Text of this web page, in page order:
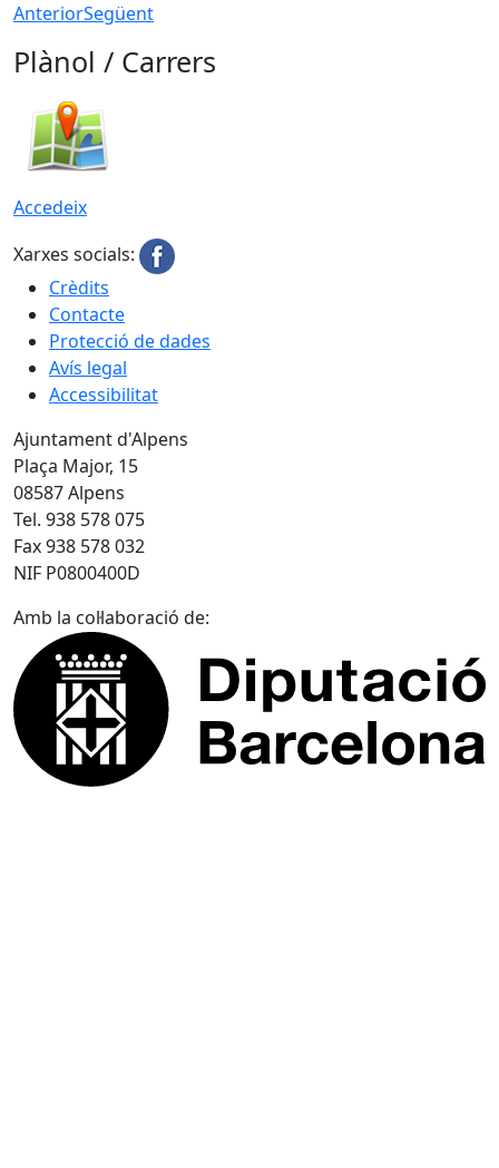
AnteriorSegüent
Plànol / Carrers
Accedeix
Xarxes socials:
Crèdits
Contacte
Protecció de dades
Avís legal
Accessibilitat
Ajuntament d'Alpens
Plaça Major, 15
08587 Alpens
Tel. 938 578 075
Fax 938 578 032
NIF P0800400D
Amb la col·laboració de: